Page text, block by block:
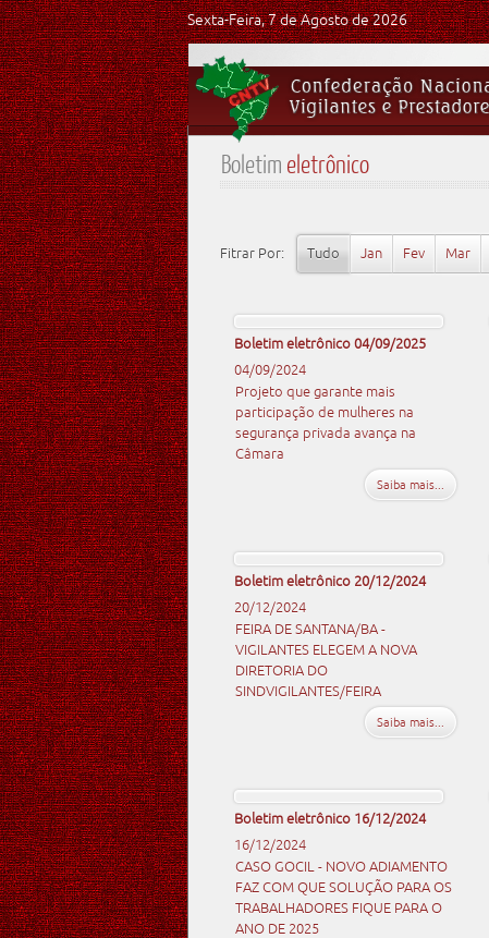
Sexta-Feira, 7 de Agosto de 2026
Boletim eletrônico
Fitrar Por: Tudo Jan Fev Mar
Boletim eletrônico 04/09/2025
04/09/2024
Projeto que garante mais
participação de mulheres na
segurança privada avança na
Câmara
Saiba mais...
Boletim eletrônico 20/12/2024
20/12/2024
FEIRA DE SANTANA/BA -
VIGILANTES ELEGEM A NOVA
DIRETORIA DO
SINDVIGILANTES/FEIRA
Saiba mais...
Boletim eletrônico 16/12/2024
16/12/2024
CASO GOCIL - NOVO ADIAMENTO
FAZ COM QUE SOLUÇÃO PARA OS
TRABALHADORES FIQUE PARA O
ANO DE 2025